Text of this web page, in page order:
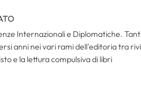
Internazionali e Diplomatiche.
anni nei vari rami dell'editoria tra
e la lettura compulsiva di libri